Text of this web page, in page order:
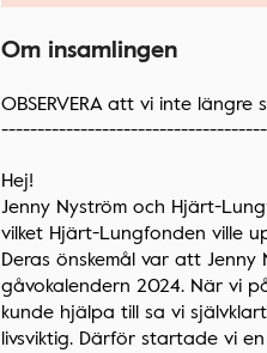
Om insamlingen
OBSERVERA att vi inte
Hej!
Jenny Nyström och Hjärt-
vilket Hjärt-Lungfonden ville
Deras önskemål var att
gåvokalendern 2024. När vi
kunde hjälpa till sa vi
livsviktig. Därför startade vi